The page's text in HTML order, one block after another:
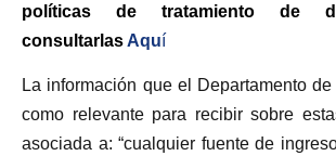
políticas de tratamiento de
consultarlas Aquí
La información que el Departamento
como relevante para recibir sobre
asociada a: “cualquier fuente de